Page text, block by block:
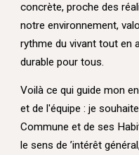
concrète, proche des
notre environnement,
rythme du vivant tout en
durable pour tous.
Voilà ce qui guide mon
et de l'équipe : je
Commune et de ses
le sens de ’intérêt